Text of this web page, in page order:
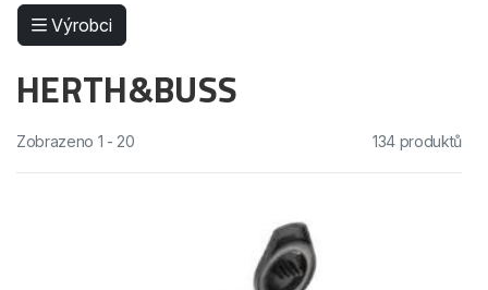
Výrobci
HERTH&BUSS
Zobrazeno 1 - 20 134 produktů